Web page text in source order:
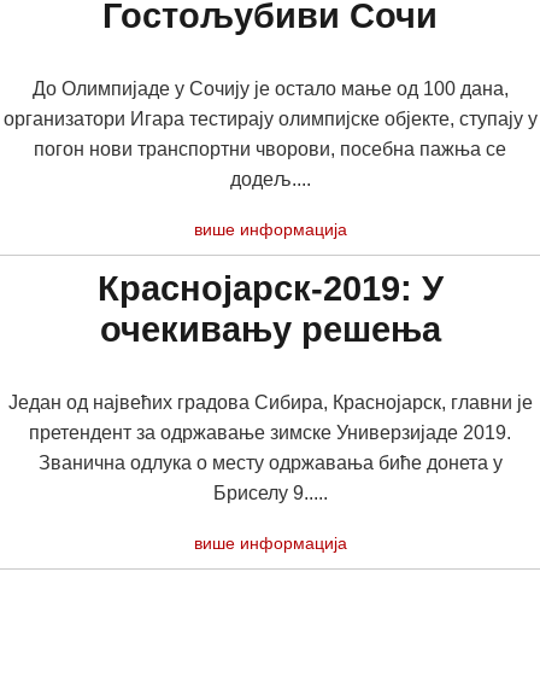
Гостољубиви Сочи
До Олимпијаде у Сочију је остало мање од 100 дана,
организатори Игара тестирају олимпијске објекте, ступају у
погон нови транспортни чворови, посебна пажња се
додељ....
више информација
Краснојарск-2019: У
очекивању решења
Један од највећих градова Сибира, Краснојарск, главни је
претендент за одржавање зимске Универзијаде 2019.
Званична одлука о месту одржавања биће донета у
Бриселу 9.....
више информација